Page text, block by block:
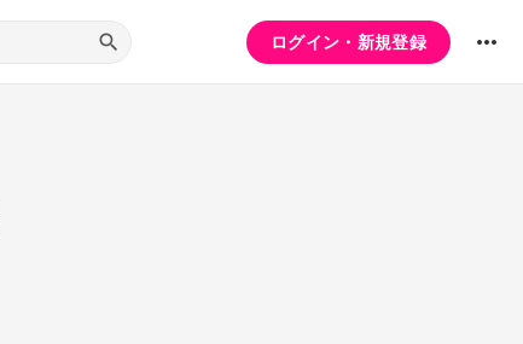
ログイン・新規登録